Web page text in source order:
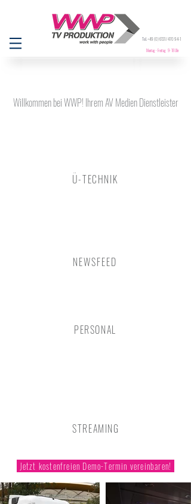
Tel.+49 (0) 6131/ 470 94-1
Montag - Freitag 9- 18 Uhr
Ü-TECHNIK
NEWSFEED
PERSONAL
STREAMING
Jetzt kostenfreien Demo-Termin vereinbaren!
Willkommenbei WWP! Ihrem AV Medien Dienstleister